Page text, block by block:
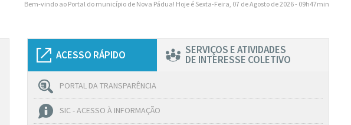
Bem-vindo ao Portal do município de Nova Pádua! Hoje é Sexta-Feira, 07 de Agosto de 2026 - 09h47min
ACESSO RÁPIDO SERVIÇOS E ATIVIDADES
DE INTERESSE COLETIVO
PORTAL DA TRANSPARÊNCIA
SIC - ACESSO À INFORMAÇÃO